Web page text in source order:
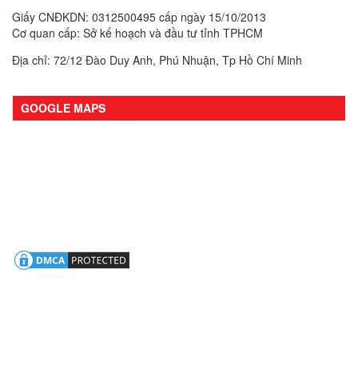
Giấy CNĐKDN: 0312500495 cấp ngày 15/10/2013
Cơ quan cấp: Sở kế hoạch và đầu tư tỉnh TPHCM
Địa chỉ: 72/12 Đào Duy Anh, Phú Nhuận, Tp Hồ Chí Minh
GOOGLE MAPS